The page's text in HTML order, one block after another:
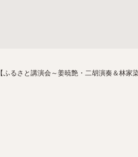
【ふるさと講演会～姜暁艶・二胡演奏＆林家